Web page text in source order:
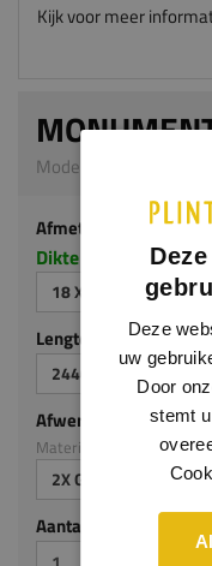
Kijk voor meer
Model 0104 | 18 x 120
Afmeting
Dikte x hoogte in
18 X 120 MM
Lengte (mm)
2440 MM
Afwerking
Materiaal: MDF v313
2X GEGROND
Aantal stuks
Deze
uw
Door
stemt